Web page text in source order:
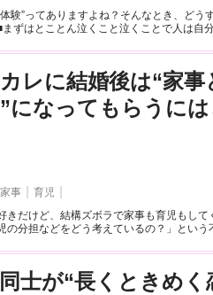
験”ってありますよね？そんなとき、どう
ずはとことん泣くこと泣くことで人は自
レに結婚後は“家事
になってもらうに
家事
育児
きだけど、結構ズボラで家事も育児もし
の分担などをどう考えているの？」という
士が“長くときめく